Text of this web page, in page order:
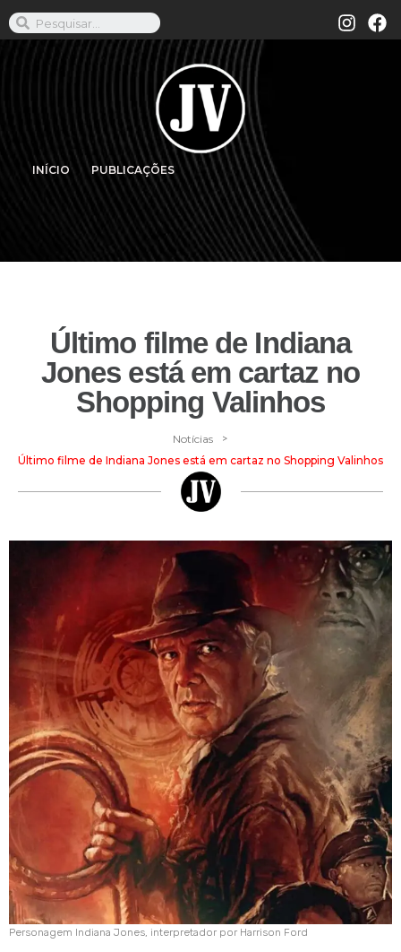
INÍCIO PUBLICAÇÕES
Último filme de Indiana
Jones está em cartaz no
Shopping Valinhos
Notícias >
Último filme de Indiana Jones está em cartaz no Shopping Valinhos
Personagem Indiana Jones, interpretador por Harrison Ford